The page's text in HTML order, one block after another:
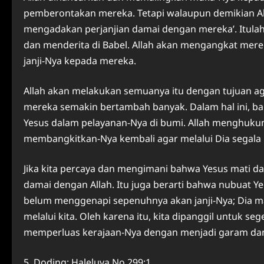
pemberontakan mereka. Tetapi walaupun demikian
mengadakan perjanjian damai dengan mereka’.
dan menderita di Babel. Allah akan mengangkat
janji-Nya kepada mereka.
Allah akan melakukan semuanya itu dengan tujuan
mereka semakin bertambah banyak. Dalam hal ini,
Yesus dalam pelayanan-Nya di bumi. Allah
membangkitkan-Nya kembali agar melalui Dia
Jika kita percaya dan mengimani bahwa Yesus mati
damai dengan Allah. Itu juga berarti bahwa nubuat
belum menggenapi sepenuhnya akan janji-Nya; Dia
melalui kita. Oleh karena itu, kita dipanggil untuk
memperluas kerajaan-Nya dengan menjadi garam